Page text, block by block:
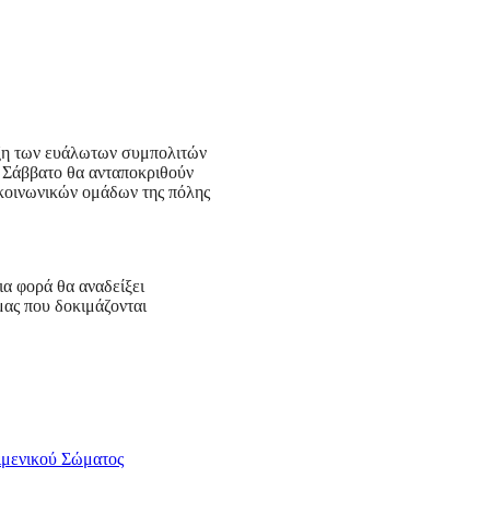
των ευάλωτων συμπολιτών
Σάββατο θα ανταποκριθούν
ομάδων της πόλης
φορά θα αναδείξει
που δοκιμάζονται
Σώματος